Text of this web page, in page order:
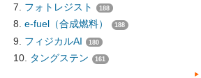
フォトレジスト 188
e-fuel（合成燃料） 188
フィジカルAI 180
タングステン 161